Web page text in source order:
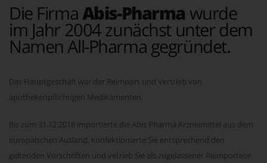
Die Firma Abis-Pharma wurde
im Jahr 2004 zunächst unter dem
Namen All-Pharma gegründet.
Das Hauptgeschäft war der Reimport und Vertrieb von
apothekenpflichtigen Medikamenten.
Bis zum 31.12.2018 importierte die Abis Pharma Arzneimittel aus dem
europäischen Ausland, konfektionierte Sie entsprechend den
geltenden Vorschriften und vetrieb Sie als zugelassener Reimporteur